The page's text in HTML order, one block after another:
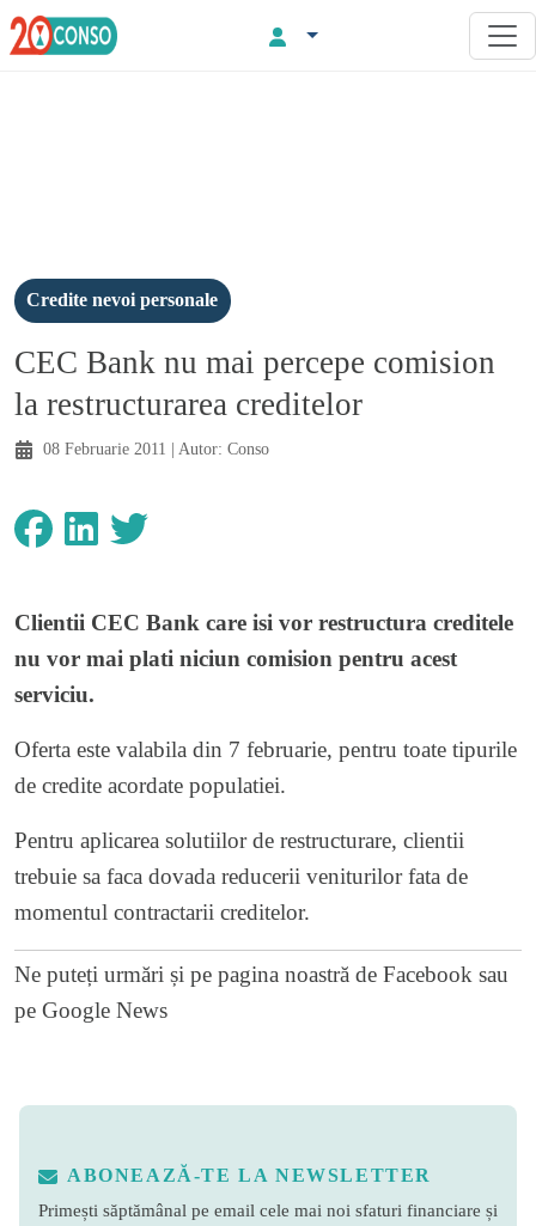
Credite nevoi personale
CEC Bank nu mai percepe comision
la restructurarea creditelor
08 Februarie 2011 | Autor: Conso
Clientii CEC Bank care isi vor restructura creditele
nu vor mai plati niciun comision pentru acest
serviciu.
Oferta este valabila din 7 februarie, pentru toate tipurile
de credite acordate populatiei.
Pentru aplicarea solutiilor de restructurare, clientii
trebuie sa faca dovada reducerii veniturilor fata de
momentul contractarii creditelor.
Ne puteți urmări și pe pagina noastră de Facebook sau
pe Google News
ABONEAZĂ-TE LA NEWSLETTER
Primești săptămânal pe email cele mai noi sfaturi financiare și